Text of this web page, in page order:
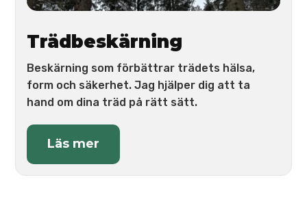
Trädbeskärning
Beskärning som förbättrar trädets hälsa,
form och säkerhet. Jag hjälper dig att ta
hand om dina träd på rätt sätt.
Läs mer